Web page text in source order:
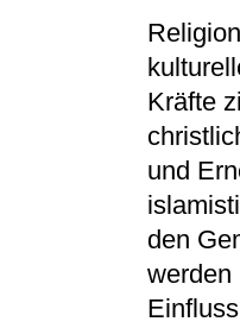
Kräfte
und
den
werden